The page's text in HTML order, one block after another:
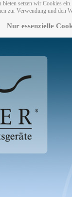
bieten setzen wir Cookies
zur Verwendung und den
Nur essenzielle